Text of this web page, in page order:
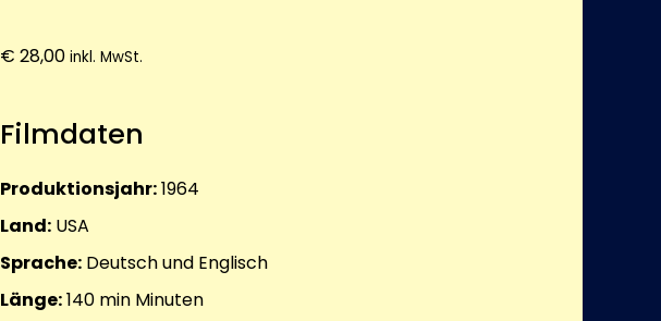
€ 28,00 inkl. MwSt.
Filmdaten
Produktionsjahr:1964
Land: USA
Sprache: Deutsch und Englisch
Länge:140 min Minuten